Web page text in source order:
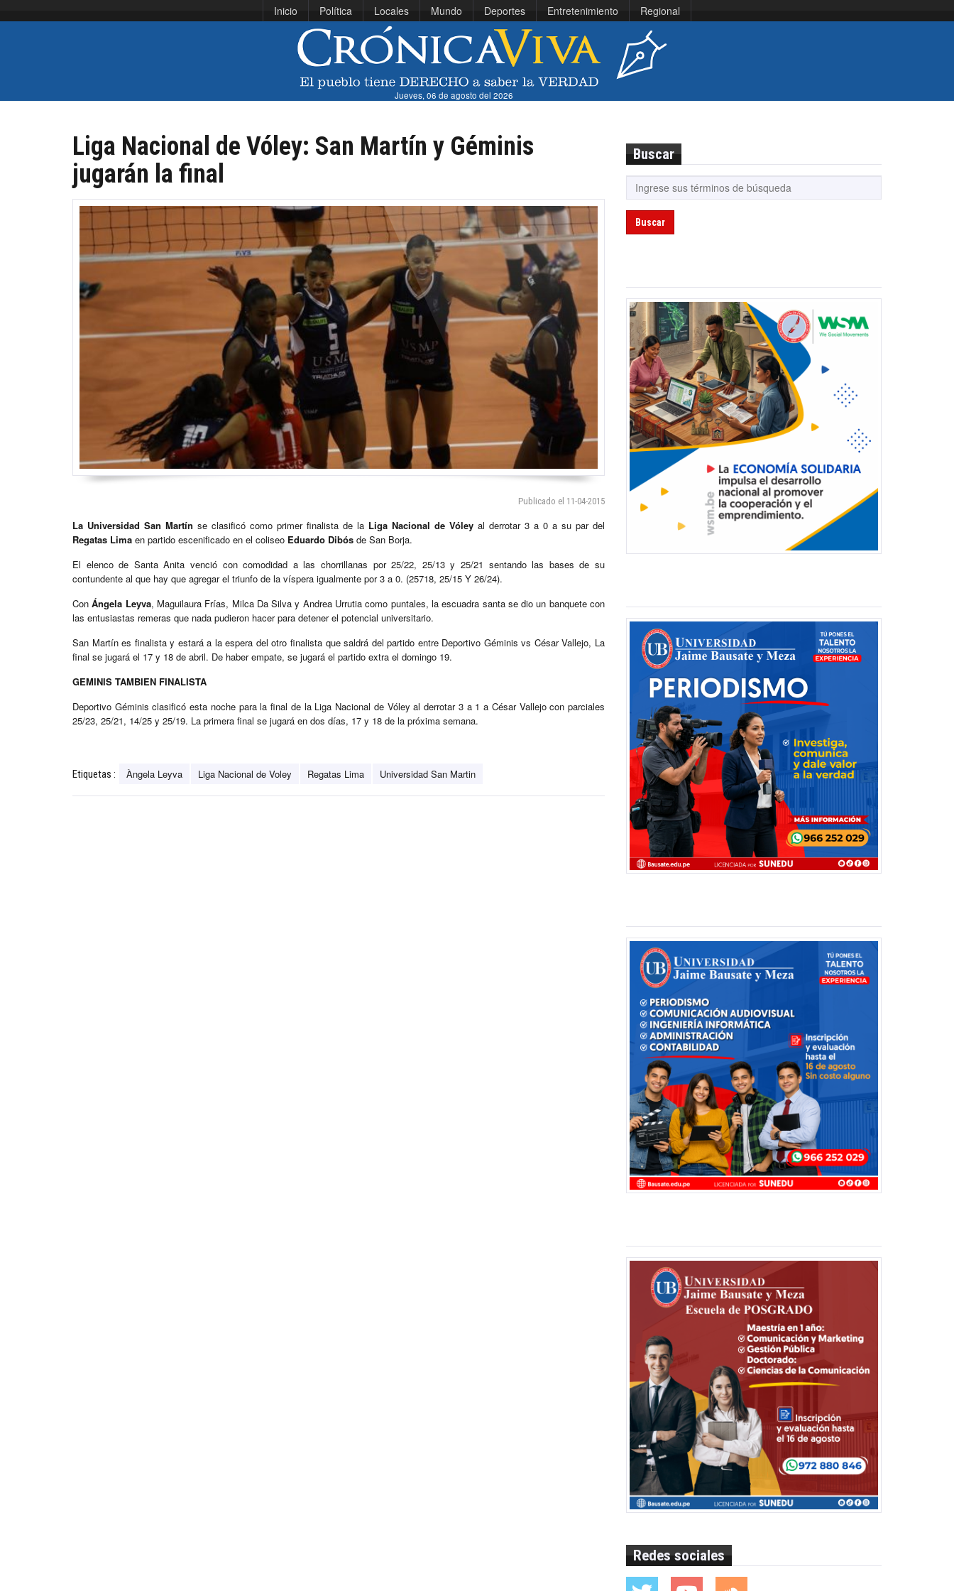
Inicio Política Locales Mundo Deportes Entretenimiento Regional
Jueves, 06 de agosto del 2026
Liga Nacional de Vóley: San Martín y Géminis
jugarán la final
Publicado el 11-04-2015
La Universidad San Martín se clasificó como primer finalista de la Liga Nacional de Vóley al derrotar 3 a 0 a su par del
Regatas Lima en partido escenificado en el coliseo Eduardo Dibós de San Borja.
El elenco de Santa Anita venció con comodidad a las chorrillanas por 25/22, 25/13 y 25/21 sentando las bases de su
contundente al que hay que agregar el triunfo de la víspera igualmente por 3 a 0. (25718, 25/15 Y 26/24).
ConÁngela Leyva, Maguilaura Frías, Milca Da Silva y Andrea Urrutia como puntales, la escuadra santa se dio un banquete con
las entusiastas remeras que nada pudieron hacer para detener el potencial universitario.
San Martín es finalista y estará a la espera del otro finalista que saldrá del partido entre Deportivo Géminis vs César Vallejo, La
final se jugará el 17 y 18 de abril. De haber empate, se jugará el partido extra el domingo 19.
GEMINIS TAMBIEN FINALISTA
Deportivo Géminis clasificó esta noche para la final de la Liga Nacional de Vóley al derrotar 3 a 1 a César Vallejo con parciales
25/23, 25/21, 14/25 y 25/19. La primera final se jugará en dos días, 17 y 18 de la próxima semana.
Etiquetas : Àngela Leyva Liga Nacional de Voley Regatas Lima Universidad San Martin
Buscar
Buscar
Redes sociales